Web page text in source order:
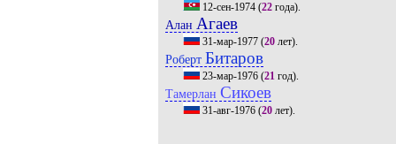
12-сен-1974(22года).
Алан Агаев
31-мар-1977(20лет).
Роберт Битаров
23-мар-1976(21год).
Тамерлан Сикоев
31-авг-1976(20лет).